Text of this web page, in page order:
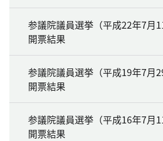
参議院議員選挙（平成22年7月
開票結果
参議院議員選挙（平成19年7月
開票結果
参議院議員選挙（平成16年7月
開票結果